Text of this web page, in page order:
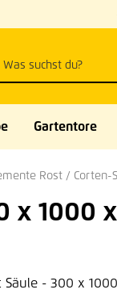
Gartentore
Rost / Corten-
x 1000